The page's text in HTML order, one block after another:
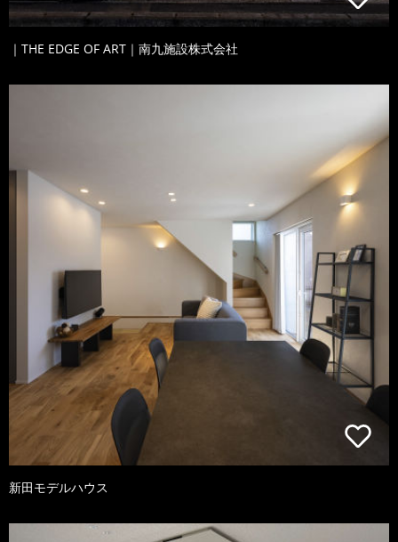
｜THE EDGE OF ART｜南九施設株式会社
新田モデルハウス